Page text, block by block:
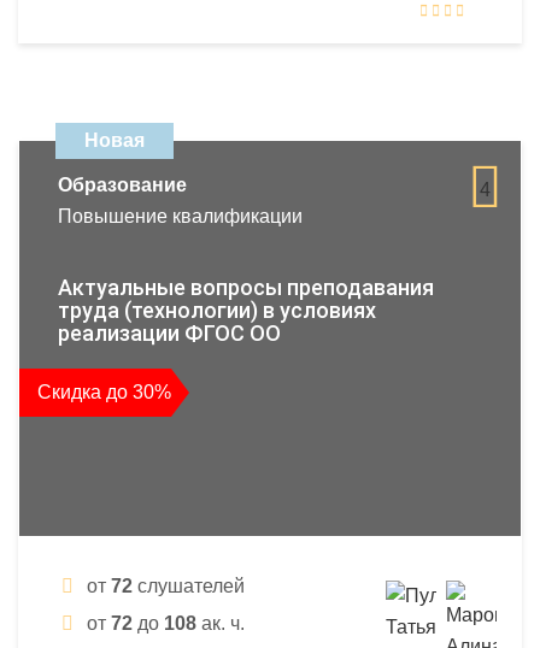
Новая
4
Образование
Повышение квалификации
Актуальные вопросы преподавания
труда (технологии) в условиях
реализации ФГОС ОО
Скидка до 30%
от 72 слушателей
от 72 до 108 ак. ч.